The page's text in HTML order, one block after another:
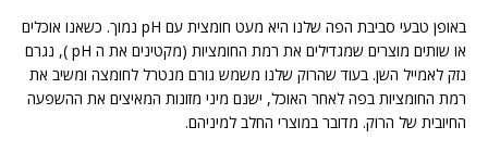
באופן טבעי סביבת הפה שלנו היא מעט חומצית עם pH נמוך. כשאנו אוכלים
או שותים מוצרים שמגדילים את רמת החומציות (מקטינים את ה pH ), נגרם
נזק לאמייל השן. בעוד שהרוק שלנו משמש גורם מנטרל לחומצה ומשיב את
רמת החומציות בפה לאחר האוכל, ישנם מיני מזונות המאיצים את ההשפעה
החיובית של הרוק. מדובר במוצרי החלב למיניהם.